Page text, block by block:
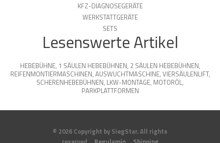
KFZ-DIAGNOSEGERÄTE
WERKSTATTGERÄTE
SETS
Lesenswerte Artikel
HEBEBÜHNE, 1 SÄULEN HEBEBÜHNEN, 2 SÄULEN HEBEBÜHNEN,
REIFENMONTIERMASCHINEN, AUSWUCHTMASCHINE, VIERSÄULENLIFT,
SCHERENHEBEBÜHNEN, LKW-MONTAGE, MOTORÖL,
PARKPLATTFORMEN
© 2026 Copyright by SiegStar. All rights